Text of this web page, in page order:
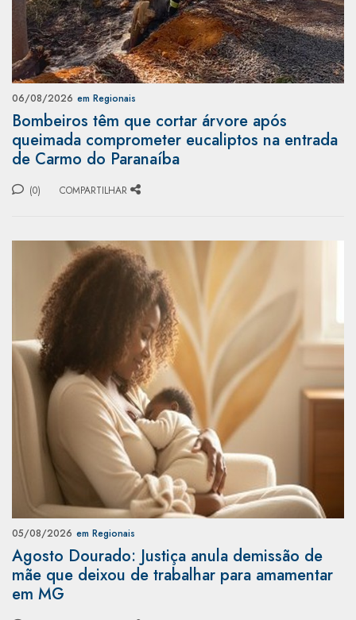
06/08/2026 em Regionais
Bombeiros têm que cortar árvore após
queimada comprometer eucaliptos na entrada
de Carmo do Paranaíba
(0) COMPARTILHAR
05/08/2026 em Regionais
Agosto Dourado: Justiça anula demissão de
mãe que deixou de trabalhar para amamentar
em MG